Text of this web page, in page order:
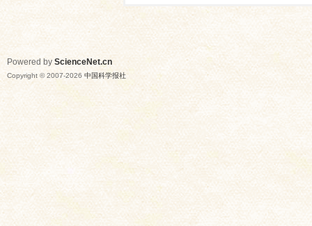
Powered by ScienceNet.cn
Copyright © 2007-2026 中国科学报社